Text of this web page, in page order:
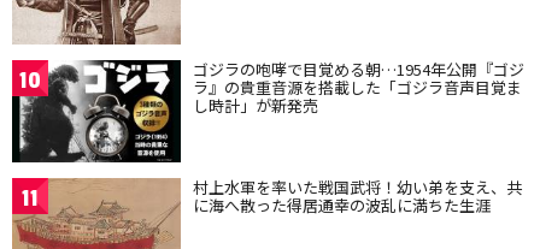
10 ゴジラの咆哮で目覚める朝…1954年公開『ゴジ
ラ』の貴重音源を搭載した「ゴジラ音声目覚ま
し時計」が新発売
11 村上水軍を率いた戦国武将！幼い弟を支え、共
に海へ散った得居通幸の波乱に満ちた生涯